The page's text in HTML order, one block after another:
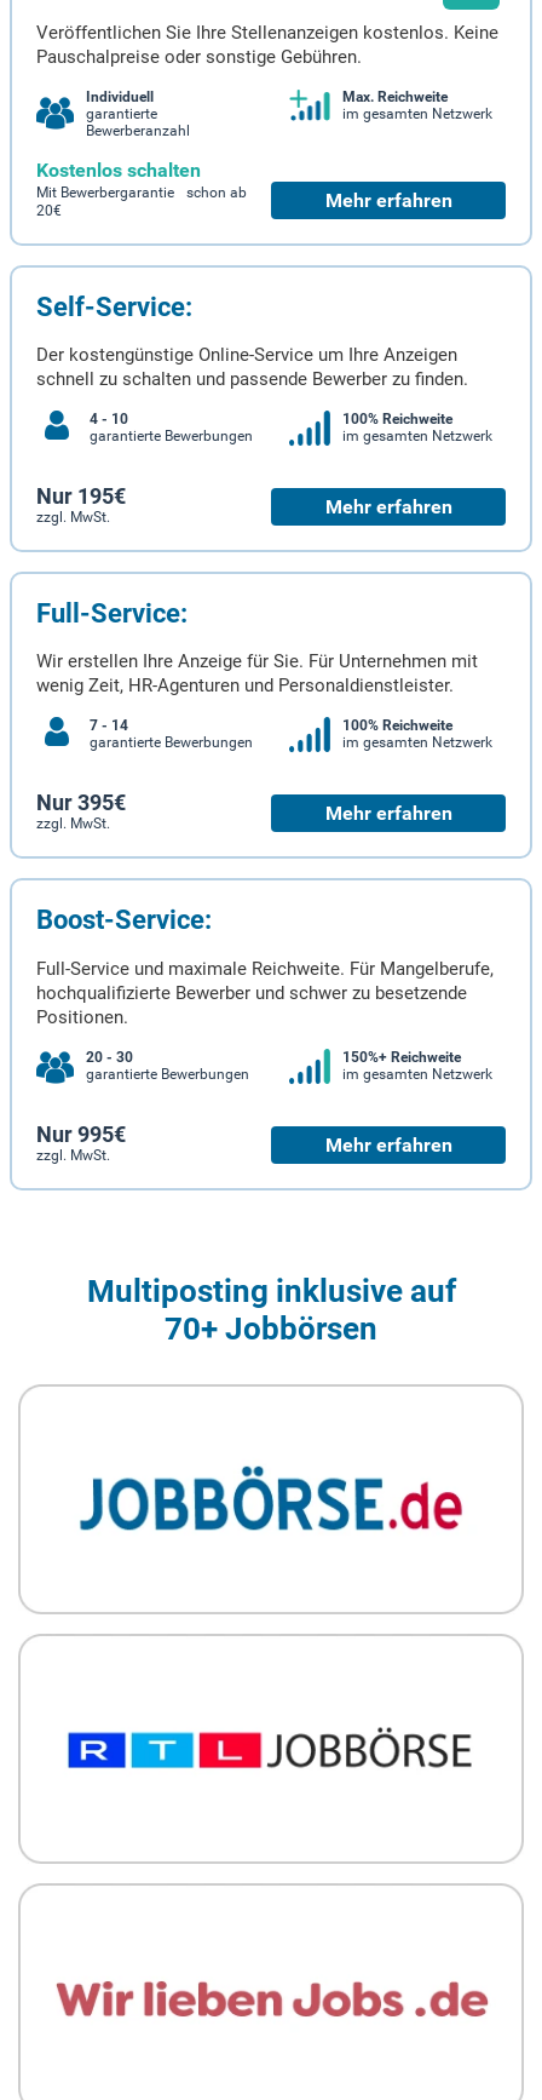
Veröffentlichen Sie Ihre Stellenanzeigen kostenlos. Keine
Pauschalpreise oder sonstige Gebühren.
Individuell
garantierte
Bewerberanzahl
Max. Reichweite
im gesamten Netzwerk
Kostenlos schalten
Mit Bewerbergarantie schon ab
20€
Mehr erfahren
Self-Service:
Der kostengünstige Online-Service um Ihre Anzeigen
schnell zu schalten und passende Bewerber zu finden.
4 - 10
garantierte Bewerbungen
100% Reichweite
im gesamten Netzwerk
Nur 195€
zzgl. MwSt. Mehr erfahren
Full-Service:
Wir erstellen Ihre Anzeige für Sie. Für Unternehmen mit
wenig Zeit, HR-Agenturen und Personaldienstleister.
7 - 14
garantierte Bewerbungen
100% Reichweite
im gesamten Netzwerk
Nur 395€
zzgl. MwSt. Mehr erfahren
Boost-Service:
Full-Service und maximale Reichweite. Für Mangelberufe,
hochqualifizierte Bewerber und schwer zu besetzende
Positionen.
20 - 30
garantierte Bewerbungen
150%+ Reichweite
im gesamten Netzwerk
Nur 995€
zzgl. MwSt. Mehr erfahren
Multiposting inklusive auf
70+ Jobbörsen